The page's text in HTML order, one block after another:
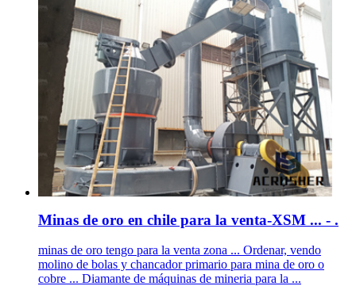
Minas de oro en chile para la venta-XSM ... - .
minas de oro tengo para la venta zona ... Ordenar, vendo
molino de bolas y chancador primario para mina de oro o
cobre ... Diamante de máquinas de mineria para la ...